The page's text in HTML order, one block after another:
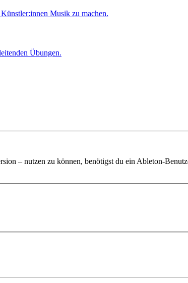
Musik zu machen.
Übungen.
– nutzen zu können, benötigst du ein Ableton-